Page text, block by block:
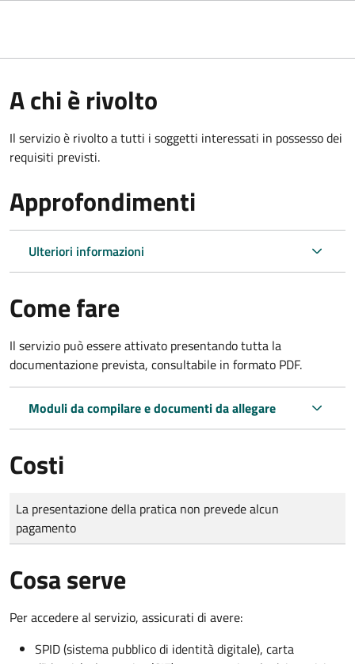
A chi è rivolto
Il servizio è rivolto a tutti i soggetti interessati in possesso dei
requisiti previsti.
Approfondimenti
Ulteriori informazioni
Come fare
Il servizio può essere attivato presentando tutta la
documentazione prevista, consultabile in formato PDF.
Moduli da compilare e documenti da allegare
Costi
Tipo di pagamento
Importo
La presentazione della pratica non prevede alcun
pagamento
Cosa serve
Per accedere al servizio, assicurati di avere:
SPID (sistema pubblico di identità digitale), carta